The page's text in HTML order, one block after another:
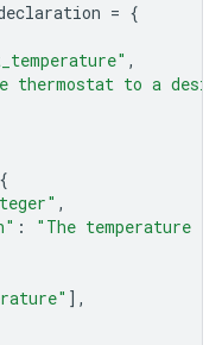
= {
,
thermostat to a
{
,
:
"The temperature
],